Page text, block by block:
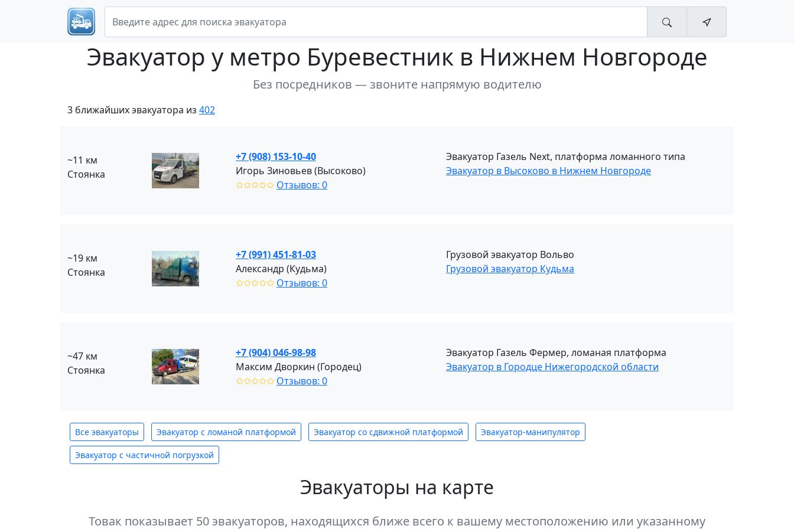
Эвакуатор у метро Буревестник в Нижнем Новгороде
Без посредников — звоните напрямую водителю
3 ближайших эвакуатора из 402
~11 км
Стоянка
+7 (908) 153-10-40
Игорь Зиновьев (Высоково)
✩✩✩✩✩ Отзывов: 0
Эвакуатор Газель Next, платформа ломанного типа
Эвакуатор в Высоково в Нижнем Новгороде
~19 км
Стоянка
+7 (991) 451-81-03
Александр (Кудьма)
✩✩✩✩✩ Отзывов: 0
Грузовой эвакуатор Вольво
Грузовой эвакуатор Кудьма
~47 км
Стоянка
+7 (904) 046-98-98
Максим Дворкин (Городец)
✩✩✩✩✩ Отзывов: 0
Эвакуатор Газель Фермер, ломаная платформа
Эвакуатор в Городце Нижегородской области
Все эвакуаторы Эвакуатор с ломаной платформой Эвакуатор со сдвижной платформой Эвакуатор-манипулятор
Эвакуатор с частичной погрузкой
Эвакуаторы на карте
Товак показывает 50 эвакуаторов, находящихся ближе всего к вашему местоположению или указанному